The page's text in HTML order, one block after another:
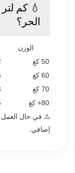
💧 كم
الحر؟
الوزن
50 كغ
60 كغ
70 كغ
80+ كغ
إضافي.